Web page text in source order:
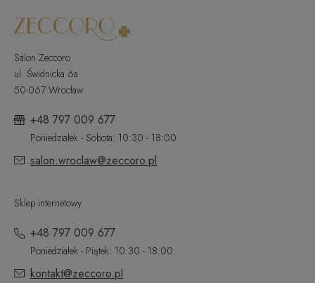
Salon Zeccoro
ul. Świdnicka 6a
50-067 Wrocław
+48 797 009 677
Poniedziałek - Sobota: 10:30 - 18:00
salon.wroclaw@zeccoro.pl
Sklep internetowy
+48 797 009 677
Poniedziałek - Piątek: 10:30 - 18:00
kontakt@zeccoro.pl